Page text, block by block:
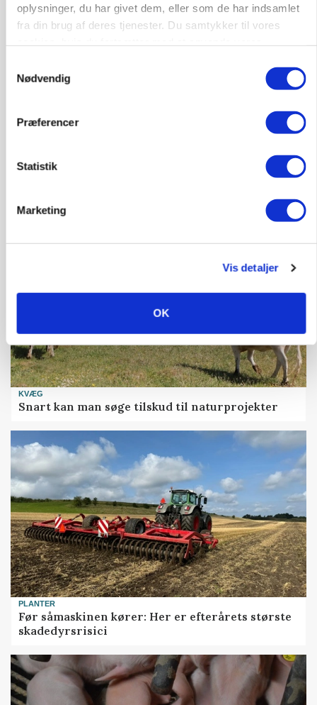
oplysninger, du har givet dem, eller som de har indsamlet
fra din brug af deres tjenester. Du samtykker til vores
Nødvendig
Præferencer
Statistik
Marketing
Vis detaljer
OK
POLITIK
»Nu stopper I«: Landbrugsdebattør og
POLITIK
Folketinget behandler ny gødskningslov: Sådan
KVÆG
Snart kan man søge tilskud til naturprojekter
PLANTER
Før såmaskinen kører: Her er efterårets største
skadedyrsrisici